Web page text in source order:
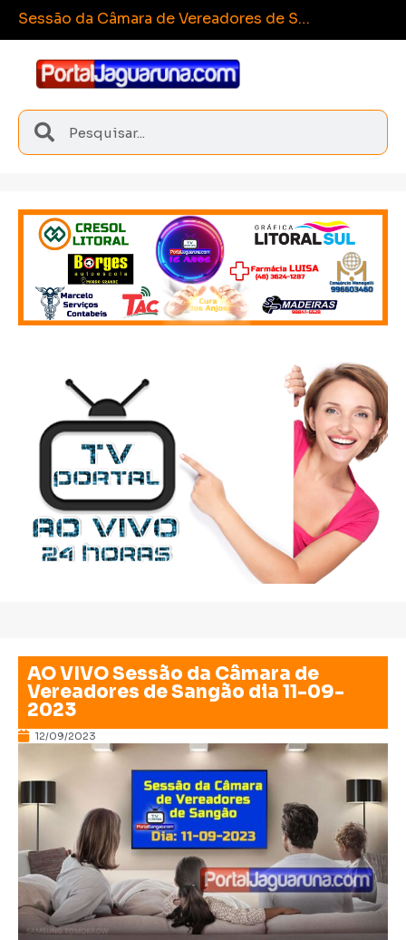
Esporte e Sangão conquista medalhas inéditas nos Joguinhos Abertos de Santa Catarina
AO VIVO Sessão da Câmara de
Vereadores de Sangão dia 11-09-
2023
12/09/2023